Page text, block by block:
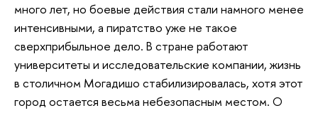
много лет, но боевые действия стали намного менее
интенсивными, а пиратство уже не такое
сверхприбыльное дело. В стране работают
университеты и исследовательские компании, жизнь
в столичном Могадишо стабилизировалась, хотя этот
город остается весьма небезопасным местом. О